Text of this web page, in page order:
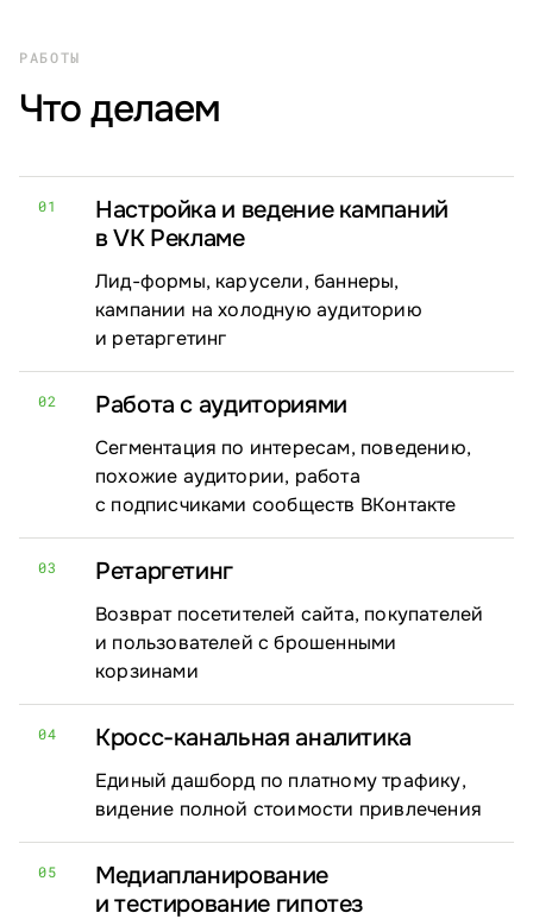
РАБОТЫ
Что делаем
01
Настройка и ведение кампаний
в VK Рекламе
Лид-формы, карусели, баннеры,
кампании на холодную аудиторию
и ретаргетинг
02 Работа с аудиториями
Сегментация по интересам, поведению,
похожие аудитории, работа
с подписчиками сообществ ВКонтакте
03 Ретаргетинг
Возврат посетителей сайта, покупателей
и пользователей с брошенными
корзинами
04 Кросс-канальная аналитика
Единый дашборд по платному трафику,
видение полной стоимости привлечения
05
Медиапланирование
и тестирование гипотез